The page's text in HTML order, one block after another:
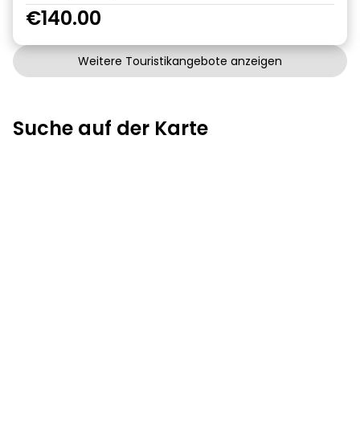
€140.00
Weitere Touristikangebote anzeigen
Suche auf der Karte